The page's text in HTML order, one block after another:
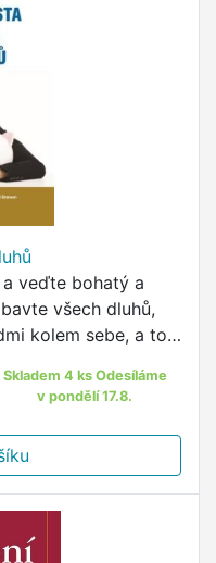
veďte bohatý a
všech dluhů,
kolem sebe, a to
Skladem 4 ks Odesíláme
v pondělí 17.8.